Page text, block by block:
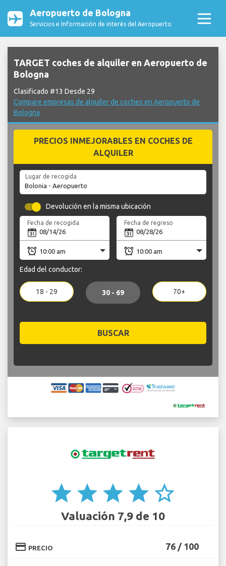
Aeropuerto de Bologna
Servicios e Información de interés del Aeropuerto
TARGET coches de alquiler en Aeropuerto de
Bologna
Clasificado #13 Desde 29
Compare empresas de alquiler de coches en Aeropuerto de
Bologna
PRECIOS INMEJORABLES EN COCHES DE
ALQUILER
Lugar de recogida
Devolución en la misma ubicación
Fecha de recogida Fecha de regreso
Edad del conductor:
18 - 29 30 - 69 70+
BUSCAR
star star star star star_border
Valuación 7,9 de 10
credit_card PRECIO 76 / 100